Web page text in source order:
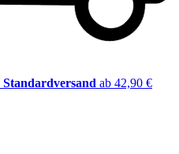
ab 42,90 €